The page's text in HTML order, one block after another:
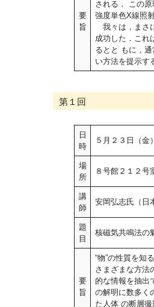
要
旨
される． この
強度単色X線照
我々は，まさ
成功した．これ
るとと もに，
い方法を提示す
第１回
日
時
５月２３日（
場
所
８号館２１２号
講
師
安岡弘志氏（日
題
目
核磁気共鳴法
要
旨
“物”の性質を知
さまざまな方法
的な情報を抽出
の解明に数多く
た人体 の断層